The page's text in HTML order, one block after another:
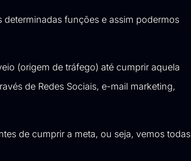
funções e assim podermos
(origem de tráfego) até cumprir aquela
de Redes Sociais, e-mail marketing,
de cumprir a meta, ou seja, vemos todas